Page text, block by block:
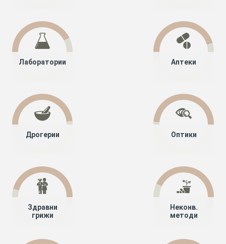
Лаборатории Аптеки
Дрогерии Оптики
Здравни
грижи
Неконв.
методи